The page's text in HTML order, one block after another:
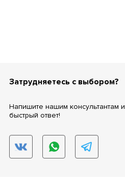
Затрудняетесь с выбором?
Напишите нашим консультантам
быстрый ответ!